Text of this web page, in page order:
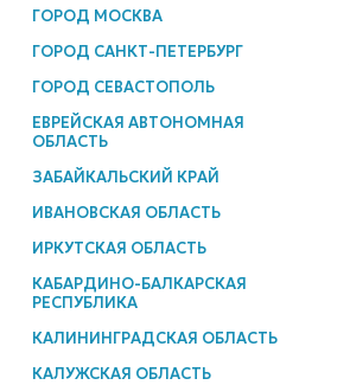
ГОРОД МОСКВА
ГОРОД САНКТ-ПЕТЕРБУРГ
ГОРОД СЕВАСТОПОЛЬ
ЕВРЕЙСКАЯ АВТОНОМНАЯ
ОБЛАСТЬ
ЗАБАЙКАЛЬСКИЙ КРАЙ
ИВАНОВСКАЯ ОБЛАСТЬ
ИРКУТСКАЯ ОБЛАСТЬ
КАБАРДИНО-БАЛКАРСКАЯ
РЕСПУБЛИКА
КАЛИНИНГРАДСКАЯ ОБЛАСТЬ
КАЛУЖСКАЯ ОБЛАСТЬ